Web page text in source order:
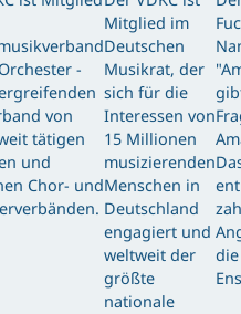
-
von
tätigen
und
Chor- und
Mitglied im
Deutschen
Musikrat, der
sich für die
Interessen von
15 Millionen
musizierenden
Menschen in
Deutschland
engagiert und
weltweit der
größte
nationale
die